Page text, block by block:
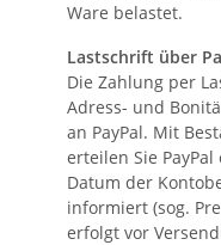
Ware belastet.
Lastschrift über
Die Zahlung per
Adress- und
an PayPal. Mit
erteilen Sie
Datum der
informiert (sog.
erfolgt vor